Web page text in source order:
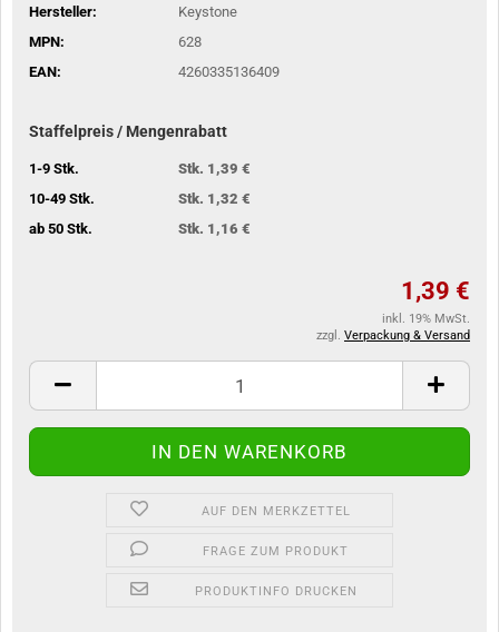
Hersteller:
Keystone
MPN:
628
EAN:
4260335136409
Staffelpreis / Mengenrabatt
1-9 Stk.
Stk. 1,39 €
10-49 Stk.
Stk. 1,32 €
ab 50 Stk.
Stk. 1,16 €
1,39 €
inkl. 19% MwSt.
zzgl. Verpackung & Versand
AUF DEN MERKZETTEL
FRAGE ZUM PRODUKT
PRODUKTINFO DRUCKEN